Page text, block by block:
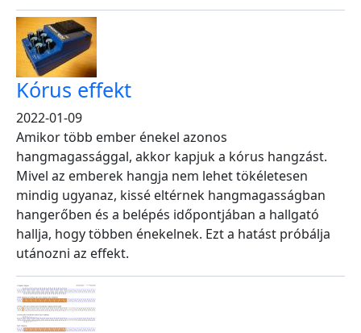
Kórus effekt
2022-01-09
Amikor több ember énekel azonos
hangmagassággal, akkor kapjuk a kórus hangzást.
Mivel az emberek hangja nem lehet tökéletesen
mindig ugyanaz, kissé eltérnek hangmagasságban
hangerőben és a belépés időpontjában a hallgató
hallja, hogy többen énekelnek. Ezt a hatást próbálja
utánozni az effekt.